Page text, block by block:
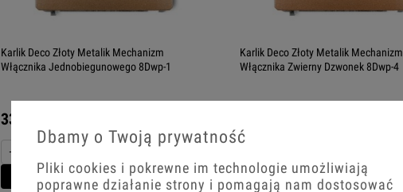
Karlik Deco Złoty Metalik Mechanizm
Włącznika Jednobiegunowego 8Dwp-1
33,43 zł
−
Do koszyka
Karlik Deco Złoty Metalik Mechanizm
Włącznika Zwierny Dzwonek 8Dwp-4
Do koszyka
Dbamy o Twoją prywatność
Pliki cookies i pokrewne im technologie umożliwiają
poprawne działanie strony i pomagają nam dostosować